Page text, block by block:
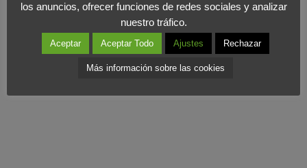
Así, Urbaneja también recordó que son los ciudadanos los que
mantienen la actividad editorial e instó a los medios a esforzarse
para ofrecer datos de difusión más fiables”.
los anuncios, ofrecer funciones de redes sociales y analizar
nuestro tráfico.
Aceptar Aceptar Todo Ajustes Rechazar
Más información sobre las cookies